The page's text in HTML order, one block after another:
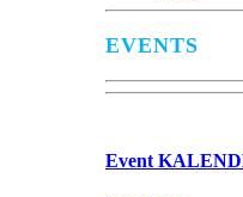
EVENTS
Event